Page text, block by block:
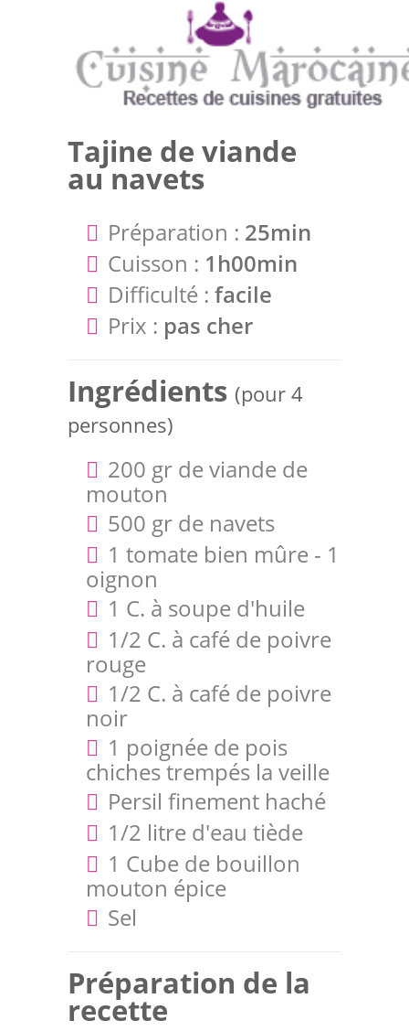
Tajine de viande
au navets
Préparation : 25min
Cuisson : 1h00min
Difficulté : facile
Prix : pas cher
Ingrédients (pour 4
personnes)
200 gr de viande de
mouton
500 gr de navets
1 tomate bien mûre - 1
oignon
1 C. à soupe d'huile
1/2 C. à café de poivre
rouge
1/2 C. à café de poivre
noir
1 poignée de pois
chiches trempés la veille
Persil finement haché
1/2 litre d'eau tiède
1 Cube de bouillon
mouton épice
Sel
Préparation de la
recette